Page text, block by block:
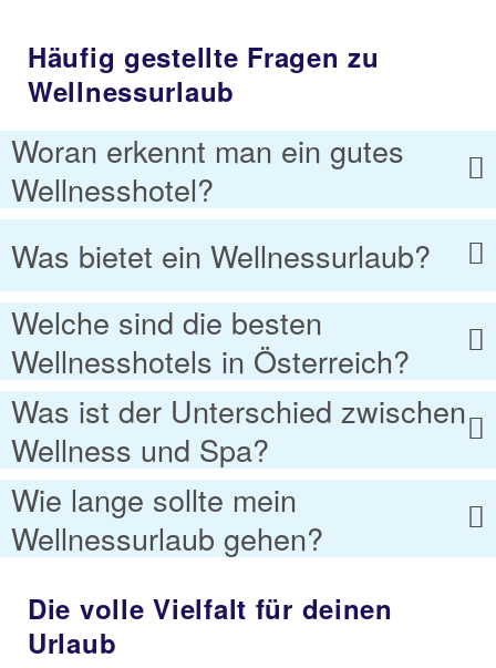
Häufig gestellte Fragen zu
Wellnessurlaub
Woran erkennt man ein gutes
Wellnesshotel?
Was bietet ein Wellnessurlaub?
Welche sind die besten
Wellnesshotels in Österreich?
Was ist der Unterschied zwischen
Wellness und Spa?
Wie lange sollte mein
Wellnessurlaub gehen?
Die volle Vielfalt für deinen
Urlaub